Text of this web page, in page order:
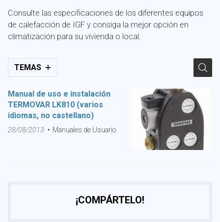
Consulte las especificaciones de los diferentes equipos
de calefacción de IGF y consiga la mejor opción en
climatización para su vivienda o local.
TEMAS
Manual de uso e instalación
TERMOVAR LK810 (varios
idiomas, no castellano)
28/08/2013 Manuales de Usuario
¡COMPÁRTELO!